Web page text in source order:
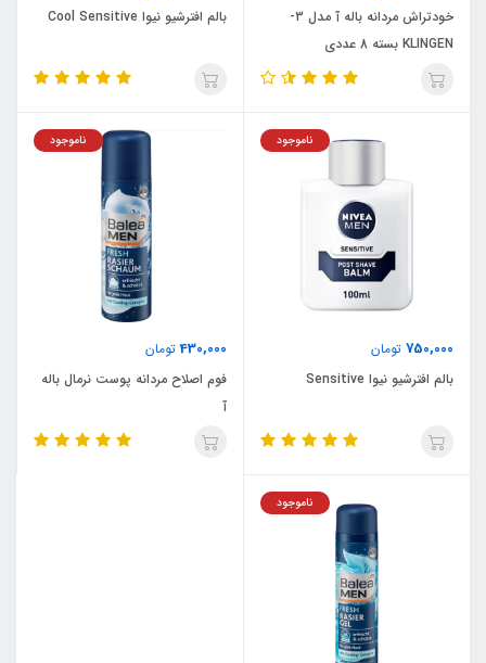
خودتراش مردانه باله آ مدل 3-
KLINGEN بسته 8 عددی
بالم افترشیو نیوا Cool Sensitive
750,000 تومان
ناموجود
بالم افترشیو نیوا Sensitive
430,000تومان
ناموجود
فوم اصلاح مردانه پوست نرمال باله
آ
ناموجود